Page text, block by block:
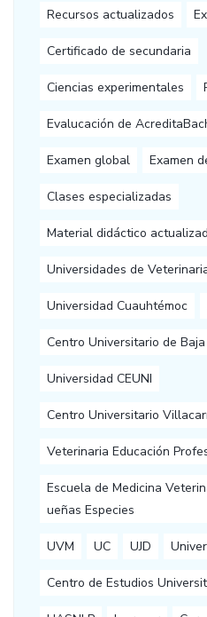
Recursos actualizados
Certificado de secundaria
Ciencias experimentales
Evalucación de
Examen global Examen
Clases especializadas
Material didáctico
Universidades de
Universidad Cuauhtémoc
Centro Universitario de
Universidad CEUNI
Centro Universitario
Veterinaria Educación
Escuela de Medicina
ueñas Especies
UVM UC UJD
Centro de Estudios